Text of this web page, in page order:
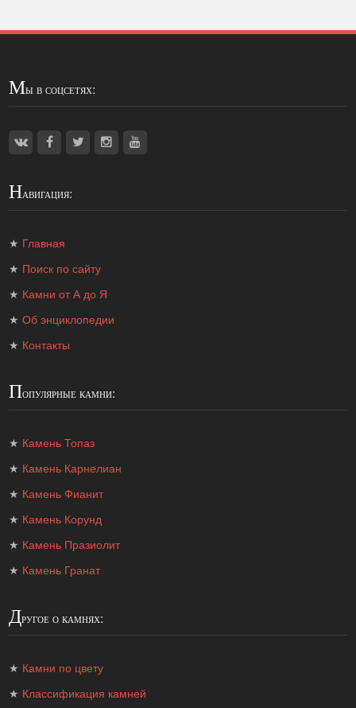
Мы в соцсетях:
Навигация:
★ Главная
★ Поиск по сайту
★ Камни от А до Я
★Об энциклопедии
★ Контакты
Популярные камни:
★ Камень Топаз
★ Камень Карнелиан
★ Камень Фианит
★ Камень Корунд
★ Камень Празиолит
★ Камень Гранат
Другое о камнях:
★ Камни по цвету
★ Классификация камней